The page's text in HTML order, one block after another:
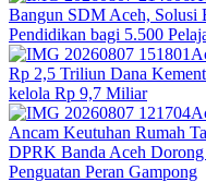
Bangun SDM Aceh, Solusi
Pendidikan bagi 5.500
Rp 2,5 Triliun Dana
kelola Rp 9,7 Miliar‎
Ancam Keutuhan Rumah
DPRK Banda Aceh Dorong
Penguatan Peran Gampong